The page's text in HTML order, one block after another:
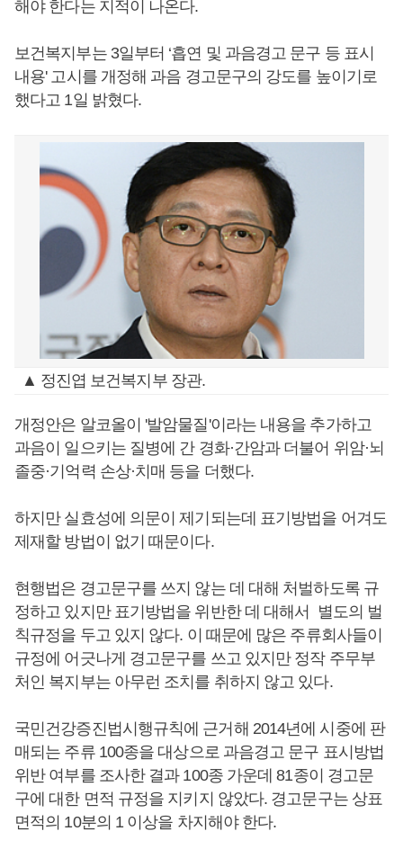
해야 한다는 지적이 나온다.
보건복지부는 3일부터 ‘흡연 및 과음경고 문구 등 표시
내용' 고시를 개정해 과음 경고문구의 강도를 높이기로
했다고 1일 밝혔다.
▲ 정진엽 보건복지부 장관.
개정안은 알코올이 '발암물질'이라는 내용을 추가하고
과음이 일으키는 질병에 간 경화·간암과 더불어 위암·뇌
졸중·기억력 손상·치매 등을 더했다.
하지만 실효성에 의문이 제기되는데 표기방법을 어겨도
제재할 방법이 없기 때문이다.
현행법은 경고문구를 쓰지 않는 데 대해 처벌하도록 규
정하고 있지만 표기방법을 위반한 데 대해서 별도의 벌
칙규정을 두고 있지 않다. 이 때문에 많은 주류회사들이
규정에 어긋나게 경고문구를 쓰고 있지만 정작 주무부
처인 복지부는 아무런 조치를 취하지 않고 있다.
국민건강증진법시행규칙에 근거해 2014년에 시중에 판
매되는 주류 100종을 대상으로 과음경고 문구 표시방법
위반 여부를 조사한 결과 100종 가운데 81종이 경고문
구에 대한 면적 규정을 지키지 않았다. 경고문구는 상표
면적의 10분의 1 이상을 차지해야 한다.